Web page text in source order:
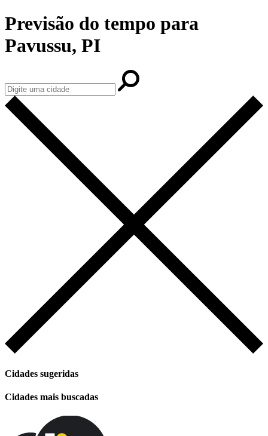
Previsão do tempo para
Pavussu, PI
Cidades sugeridas
Cidades mais buscadas